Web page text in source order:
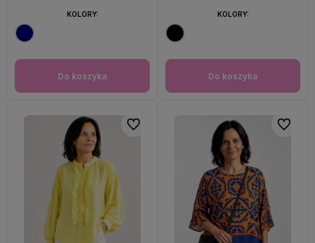
Do koszyka
KOLORY:
Do koszyka
KOLORY:
Do ulubionych Do